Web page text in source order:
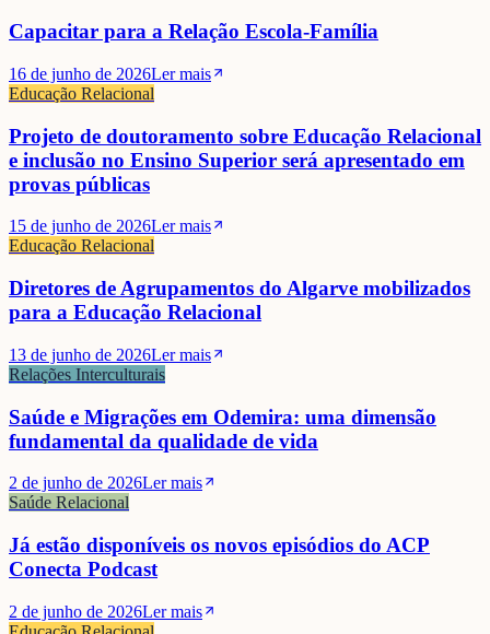
Capacitar para a Relação Escola-Família
16 de junho de 2026Ler mais
Educação Relacional
Projeto de doutoramento sobre Educação Relacional
e inclusão no Ensino Superior será apresentado em
provas públicas
15 de junho de 2026Ler mais
Educação Relacional
Diretores de Agrupamentos do Algarve mobilizados
para a Educação Relacional
13 de junho de 2026Ler mais
Relações Interculturais
Saúde e Migrações em Odemira: uma dimensão
fundamental da qualidade de vida
2 de junho de 2026Ler mais
Saúde Relacional
Já estão disponíveis os novos episódios do ACP
Conecta Podcast
2 de junho de 2026Ler mais